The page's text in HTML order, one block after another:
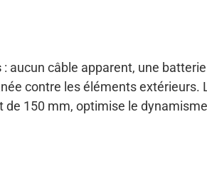
: aucun câble apparent, une
contre les éléments extérieurs.
150 mm, optimise le